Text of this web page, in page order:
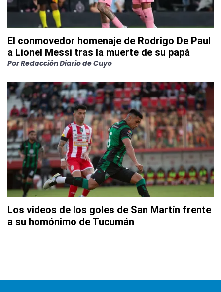
El conmovedor homenaje de Rodrigo De Paul
a Lionel Messi tras la muerte de su papá
PorRedacción Diario de Cuyo
Los videos de los goles de San Martín frente
a su homónimo de Tucumán